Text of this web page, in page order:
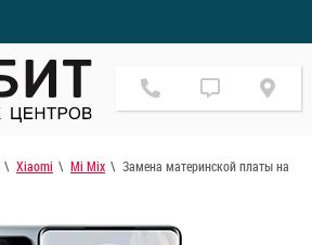
Xiaomi Mi Mix
Замена материнской платы на